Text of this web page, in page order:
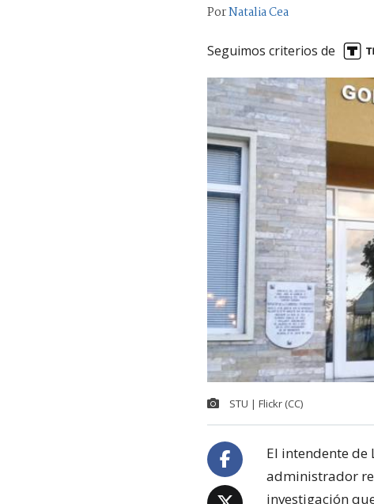
PorNatalia Cea
Seguimos criterios de
STU | Flickr (CC)
El intendente de
administrador
investigación